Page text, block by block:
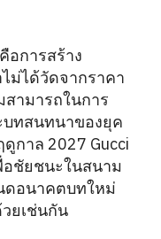
อการสร้าง
ม่ได้วัดจากราคา
สามารถในการ
ทสนทนาของยุค
กาล 2027 Gucci
อชัยชนะในสนาม
ดอนาคตบทใหม่
ยเช่นกัน